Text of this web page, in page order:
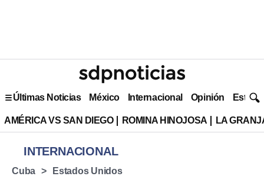
Últimas Noticias México Internacional Opinión Estilo
AMÉRICA VS SAN DIEGO ROMINA HINOJOSA LA
INTERNACIONAL
Cuba Estados Unidos